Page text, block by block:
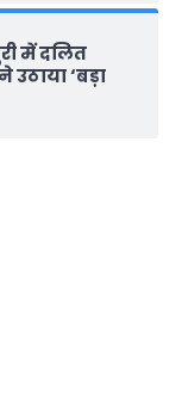
में दलित
‘बड़ा